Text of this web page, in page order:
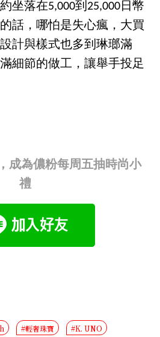
坐落在5,000到25,000日幣
話，哪怕是失心瘋，大買
計與樣式也多到琳瑯滿
細節的做工，讓舉手投足
成為儂粉每周五抽時尚小
禮
#輕奢珠寶
#K. UNO